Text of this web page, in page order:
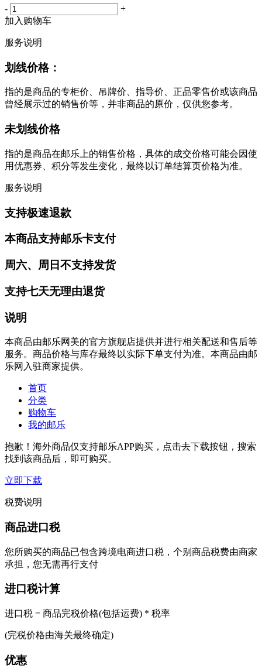
-
+
加入购物车
服务说明
划线价格：
指的是商品的专柜价、吊牌价、指导价、正品零售价或该商品
曾经展示过的销售价等，并非商品的原价，仅供您参考。
未划线价格
指的是商品在邮乐上的销售价格，具体的成交价格可能会因使
用优惠券、积分等发生变化，最终以订单结算页价格为准。
服务说明
支持极速退款
本商品支持邮乐卡支付
周六、周日不支持发货
支持七天无理由退货
说明
本商品由邮乐网美的官方旗舰店提供并进行相关配送和售后等
服务。商品价格与库存最终以实际下单支付为准。本商品由邮
乐网入驻商家提供。
首页
分类
购物车
我的邮乐
抱歉！海外商品仅支持邮乐APP购买，点击去下载按钮，搜索
找到该商品后，即可购买。
立即下载
税费说明
商品进口税
您所购买的商品已包含跨境电商进口税，个别商品税费由商家
承担，您无需再行支付
进口税计算
进口税 = 商品完税价格(包括运费) * 税率
(完税价格由海关最终确定)
优惠